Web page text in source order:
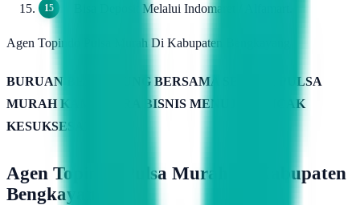
Bisa Deposit Melalui Indomaret / Alfamart.
Agen Topindo Pulsa Murah Di Kabupaten Bengkayang
BURUAN BERGABUNG BERSAMA SERVER PULSA
MURAH KAMIMITRA BISNIS MENUJU PUNCAK
KESUKSESAN
Agen Topindo Pulsa Murah Di Kabupaten
Bengkayang